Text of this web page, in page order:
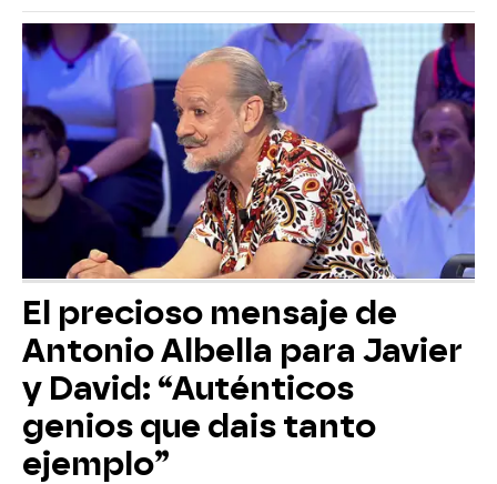
El precioso mensaje de
Antonio Albella para Javier
y David: “Auténticos
genios que dais tanto
ejemplo”